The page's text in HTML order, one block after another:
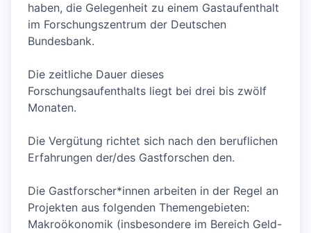
haben, die Gelegenheit zu einem Gastaufenthalt
im Forschungszentrum der Deutschen
Bundesbank.
Die zeitliche Dauer dieses
Forschungsaufenthalts liegt bei drei bis zwölf
Monaten.
Die Vergütung richtet sich nach den beruflichen
Erfahrungen der/des Gastforschen den.
Die Gastforscher*innen arbeiten in der Regel an
Projekten aus folgenden Themengebieten:
Makroökonomik (insbesondere im Bereich Geld-